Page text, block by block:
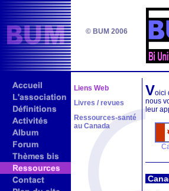
© BUM 2006
Liens Web
Livres / revues
Ressources-santé
au Canada
Voici
nous
leur